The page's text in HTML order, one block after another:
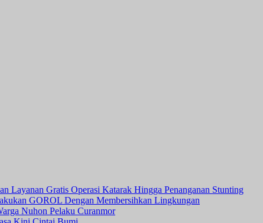
Layanan Gratis Operasi Katarak Hingga Penanganan Stunting
GOROL Dengan Membersihkan Lingkungan
Nuhon Pelaku Curanmor